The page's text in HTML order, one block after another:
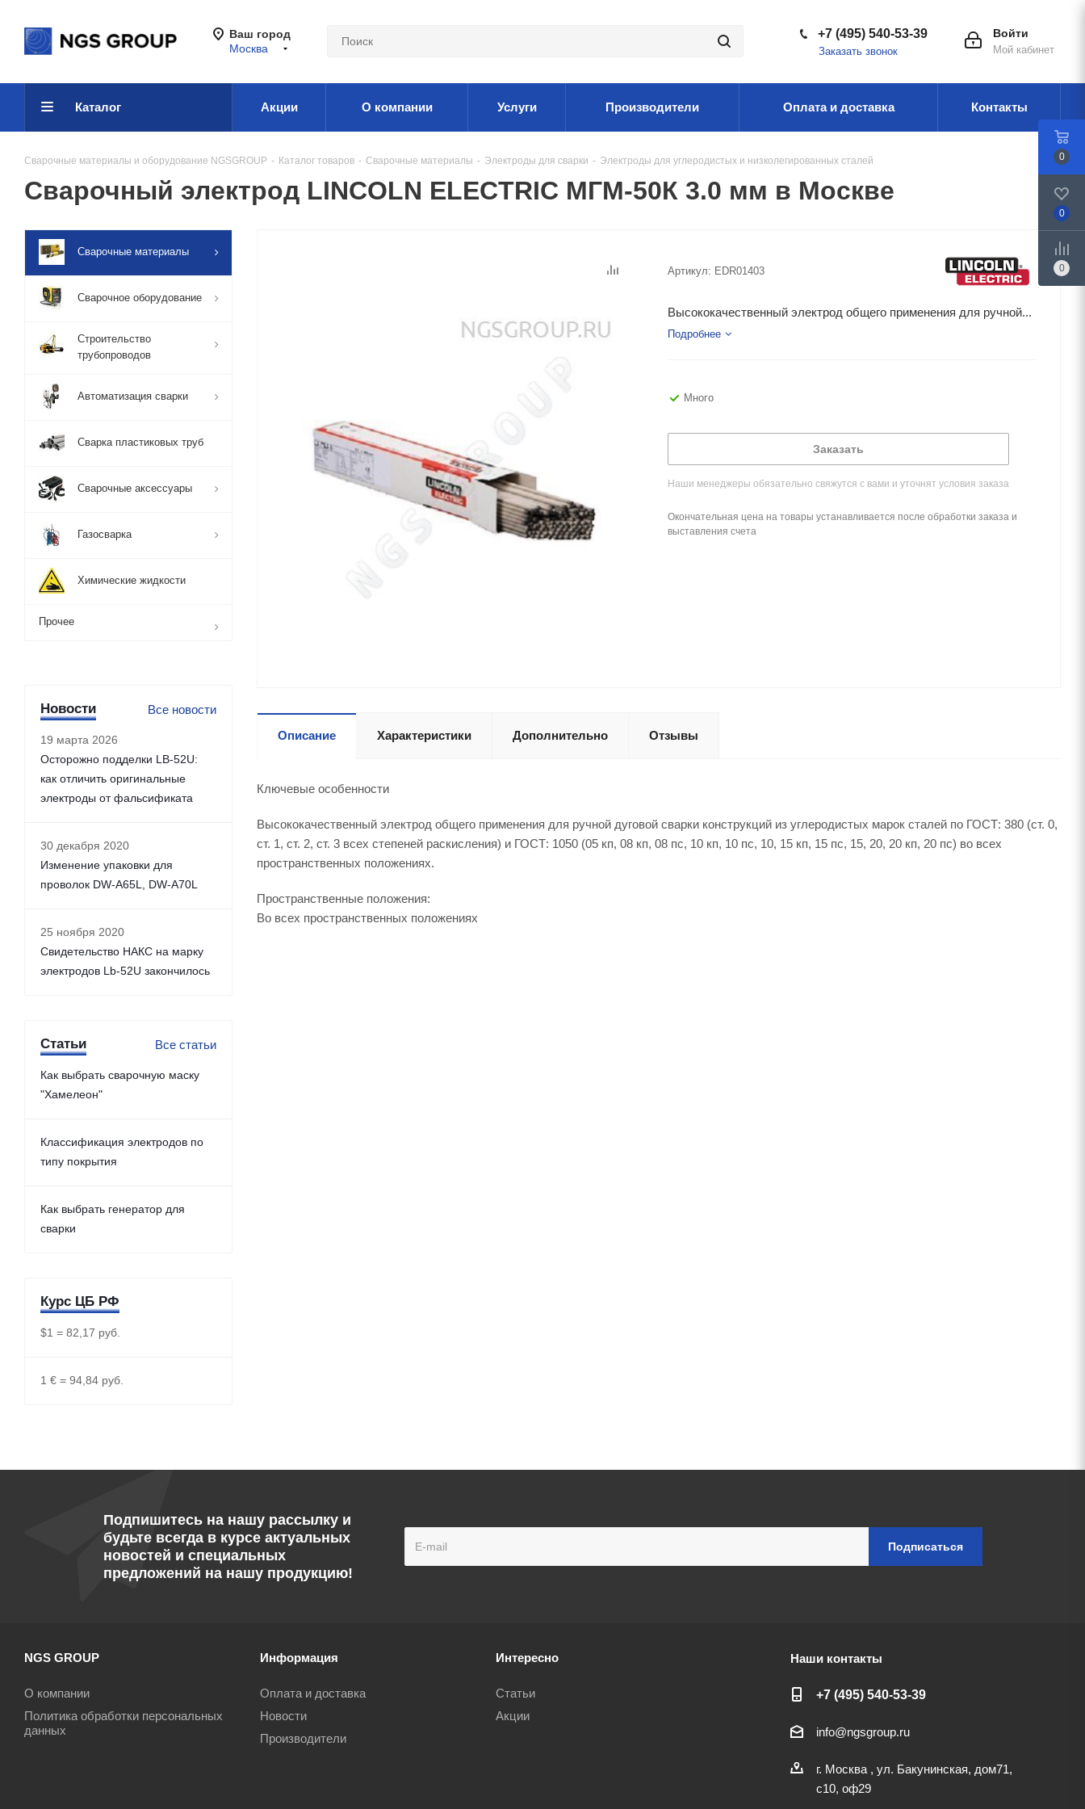
Ваш город
Москва
Войти
Мой кабинет
+7 (495) 540-53-39
Заказать звонок
Каталог Акции О компании Услуги Производители Оплата и доставка Контакты
Сварочные материалы и оборудование NGSGROUP - Каталог товаров - Сварочные материалы - Электроды для сварки - Электроды для углеродистых и низколегированных сталей
Сварочный электрод LINCOLN ELECTRIC МГМ-50К 3.0 мм в Москве
Артикул: EDR01403
Высококачественный электрод общего применения для ручной...
Подробнее
Много
Заказать
Наши менеджеры обязательно свяжутся с вами и уточнят условия заказа
Окончательная цена на товары устанавливается после обработки заказа и
выставления счета
Описание Характеристики Дополнительно Отзывы
Ключевые особенности
Высококачественный электрод общего применения для ручной дуговой сварки конструкций из углеродистых марок сталей по ГОСТ: 380 (ст. 0,
ст. 1, ст. 2, ст. 3 всех степеней раскисления) и ГОСТ: 1050 (05 кп, 08 кп, 08 пс, 10 кп, 10 пс, 10, 15 кп, 15 пс, 15, 20, 20 кп, 20 пс) во всех
пространственных положениях.
Пространственные положения:
Во всех пространственных положениях
Сварочные материалы
Сварочное оборудование
Строительство
трубопроводов
Автоматизация сварки
Сварка пластиковых труб
Сварочные аксессуары
Газосварка
Химические жидкости
Прочее
Новости Все новости
19 марта 2026
Осторожно подделки LB-52U:
как отличить оригинальные
электроды от фальсификата
30 декабря 2020
Изменение упаковки для
проволок DW-A65L, DW-A70L
25 ноября 2020
Свидетельство НАКС на марку
электродов Lb-52U закончилось
Статьи Все статьи
Как выбрать сварочную маску
"Хамелеон"
Классификация электродов по
типу покрытия
Как выбрать генератор для
сварки
Курс ЦБ РФ
$1 = 82,17 руб.
1 € = 94,84 руб.
Подпишитесь на нашу рассылку и
будьте всегда в курсе актуальных
новостей и специальных
предложений на нашу продукцию!
NGS GROUP
О компании
Политика обработки персональных
данных
Информация
Оплата и доставка
Новости
Производители
Интересно
Статьи
Акции
Наши контакты
+7 (495) 540-53-39
info@ngsgroup.ru
г. Москва , ул. Бакунинская, дом71,
с10, оф29
0
0
0